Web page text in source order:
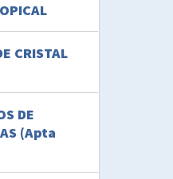
CRISTAL
DE
(Apta